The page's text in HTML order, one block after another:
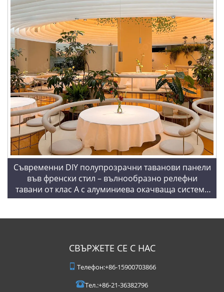
Съвременни DIY полупрозрачни таванови панели
във френски стил – вълнообразно релефни
тавани от клас А с алуминиева окачваща система
за домашно и търговско декориране
СВЪРЖЕТЕ СЕ С НАС
Телефон:+86-15900703866
Тел.:+86-21-36382796